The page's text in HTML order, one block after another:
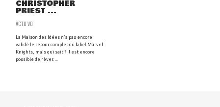
CHRISTOPHER
PRIEST ...
ACTU VO
La Maison des Idées n'a pas encore
validé le retour complet du label Marvel
Knights, mais qui sait ? Il est encore
possible de rêver. ...